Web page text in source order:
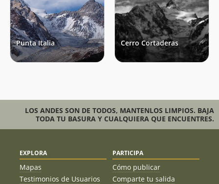
Punta Italia Cerro Cortaderas
LOS ANDES SON DE TODOS, MANTENLOS LIMPIOS. BAJA
TODA TU BASURA Y CUALQUIERA QUE ENCUENTRES.
EXPLORA
Mapas
Testimonios de Usuarios
PARTICIPA
Cómo publicar
Comparte tu salida